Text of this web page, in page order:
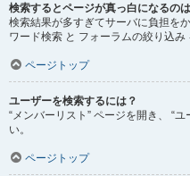
検索するとページが真っ白になるの
検索結果が多すぎてサーバに負担を
ワード検索 と フォーラムの絞り込み
ページトップ
ユーザーを検索するには？
“メンバーリスト” ページを開き、 “
い。
ページトップ